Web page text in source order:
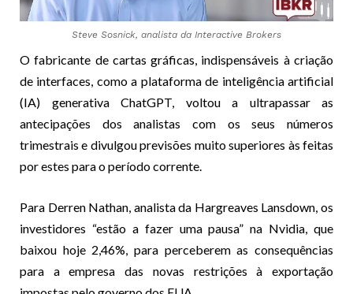
Steve Sosnick, analista da Interactive Brokers
O fabricante de cartas gráficas, indispensáveis à criação
de interfaces, como a plataforma de inteligência artificial
(IA) generativa ChatGPT, voltou a ultrapassar as
antecipações dos analistas com os seus números
trimestrais e divulgou previsões muito superiores às feitas
por estes para o período corrente.
Para Derren Nathan, analista da Hargreaves Lansdown, os
investidores “estão a fazer uma pausa” na Nvidia, que
baixou hoje 2,46%, para perceberem as consequências
para a empresa das novas restrições à exportação